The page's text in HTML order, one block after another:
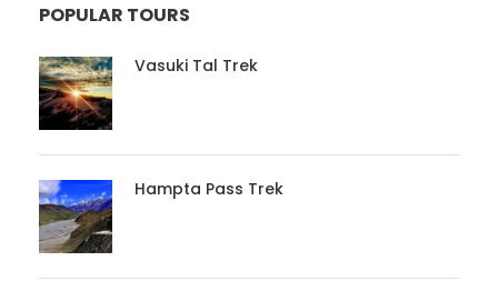
POPULAR TOURS
Vasuki Tal Trek
Hampta Pass Trek